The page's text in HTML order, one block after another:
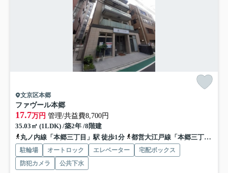
文京区本郷
ファヴール本郷
17.7万円 管理/共益費8,700円
35.03㎡ (1LDK) /築2年 /8階建
丸ノ内線「本郷三丁目」駅 徒歩1分
都営大江戸線「本郷三丁目」駅 徒歩3分
駐輪場 オートロック エレベーター
宅配ボックス
防犯カメラ
公共下水